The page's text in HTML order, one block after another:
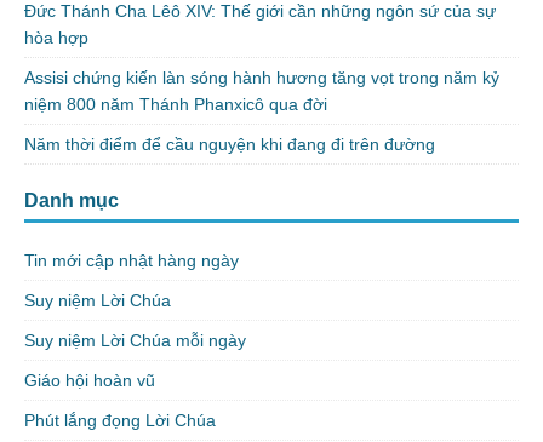
Đức Thánh Cha Lêô XIV: Thế giới cần những ngôn sứ của sự
hòa hợp
Assisi chứng kiến làn sóng hành hương tăng vọt trong năm kỷ
niệm 800 năm Thánh Phanxicô qua đời
Năm thời điểm để cầu nguyện khi đang đi trên đường
Danh mục
Tin mới cập nhật hàng ngày
Suy niệm Lời Chúa
Suy niệm Lời Chúa mỗi ngày
Giáo hội hoàn vũ
Phút lắng đọng Lời Chúa